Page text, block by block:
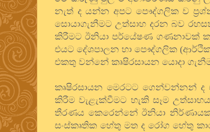
නැත් ද යන්න අපට පෞද්ගලික ව
සොයාගැනීමට උත්සාහ දරන බව
කිරීමට ඊනියා පර්යේෂණ ගණනාවක්
එයට දේශපාලන හා පෞද්ගලික
එකතු වන්නේ කෘෂිරසායන යොදා
කෘෂිරසායන මෙරටට ගෙන්වන්නන්
කිරීම වැළැක්වීමට හැකි සෑම
තීරණය කෙරෙන්නේ ඊනියා
සංස්කෘතික හේතු මත ද රෝග හේතු